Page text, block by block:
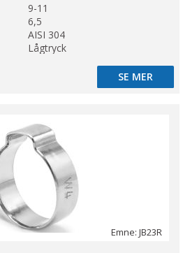
9-11
6,5
AISI 304
Lågtryck
SE MER
SE MER
Emne: JB23R